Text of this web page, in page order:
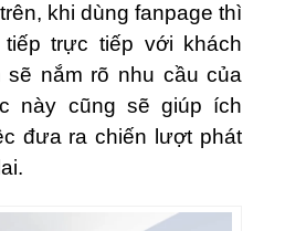
khi dùng fanpage thì
trực tiếp với khách
sẽ nắm rõ nhu cầu của
này cũng sẽ giúp ích
đưa ra chiến lượt phát